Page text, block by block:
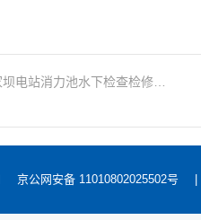
京公网安备 11010802025502号